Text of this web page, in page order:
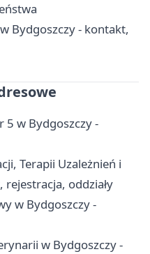
Bydgoszczy - kontakt,
5 w Bydgoszczy -
Terapii Uzależnień i
rejestracja, oddziały
w Bydgoszczy -
w Bydgoszczy -